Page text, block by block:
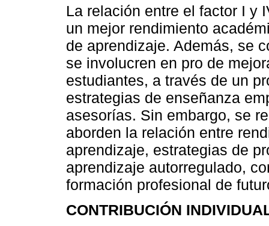
La relación entre el factor I y
un mejor rendimiento
de aprendizaje. Además, se
se involucren en pro de
estudiantes, a través de un
estrategias de enseñanza
asesorías. Sin embargo, se
aborden la relación entre
aprendizaje, estrategias de
aprendizaje autorregulado,
formación profesional de
CONTRIBUCIÓN